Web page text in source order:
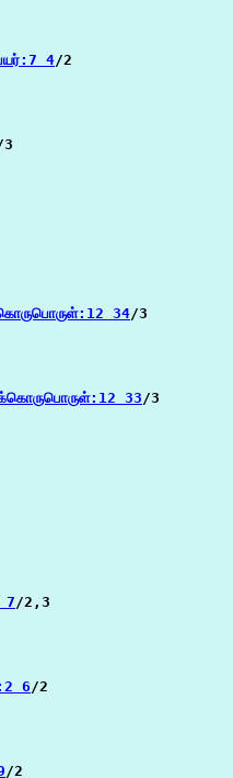
4/2
34/3
33/3
7/2,3
6/2
/2